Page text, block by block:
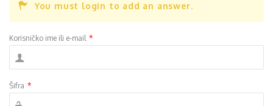
You must login to add an answer.
Korisničko ime ili e-mail *
Šifra *